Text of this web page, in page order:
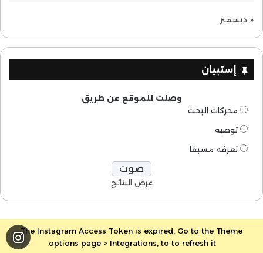
« ديسمبر
إستبيان
وصلت للموقع عن طريق
محركات البحث
توصيه
تعرفه مسبقا
عرض النتائج
The Instagram Access Token is expired, Go to the Theme
options page > Integrations, to to refresh it.